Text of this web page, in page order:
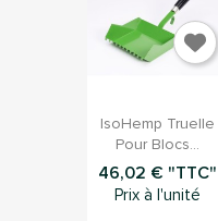
Aperçu rapide
IsoHemp Truelle
Pour Blocs...
46,02 € "TTC"
Prix à l'unité